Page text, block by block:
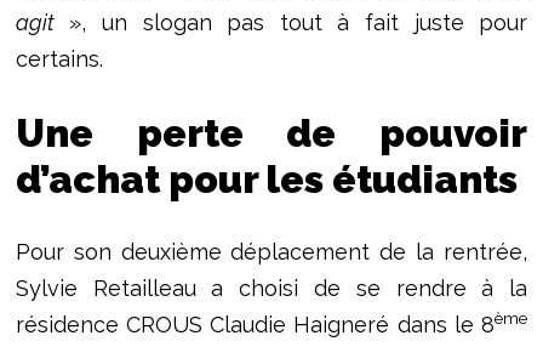
agit», un slogan pas tout à fait juste pour
certains.
Une perte de pouvoir
d’achat pour les étudiants
Pour son deuxième déplacement de la rentrée,
Sylvie Retailleau a choisi de se rendre à la
résidence CROUS Claudie Haigneré dans le 8ème